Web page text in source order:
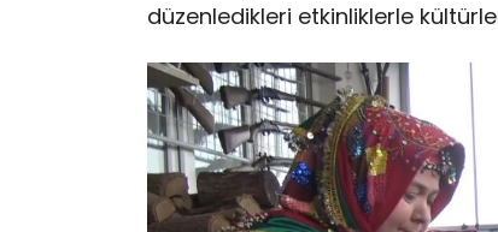
düzenledikleri etkinliklerle